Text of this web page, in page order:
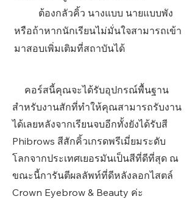
ต้องกลัวคิ้ว นางแบบ นายแบบพัง
หรือถ้าหากนักเรียนไม่มั่นใจสามารถเข้า
มาสอบเพิ่มเติมที่สถาบันได้
คอร์สนี้คุณจะได้รับอุปกรณ์พื้นฐาน
สำหรับงานสักที่ทำให้คุณสามารถรับงาน
ได้เลยหลังจากเรียนจบอีกทั้งยังได้รับสี
Phibrows สีสักคิ้วเกรดพรีเมี่ยมระดับ
โลกจากประเทศเยอรมันเป็นสีที่ดีที่สุด ณ
ขณะนี้การันตีผลลัพท์ที่ดีหลังลอกไสตล์
Crown Eyebrow & Beauty ค่ะ